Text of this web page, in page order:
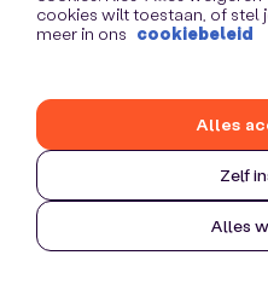
cookies wilt toestaan, of stel
meer in ons cookiebeleid
Zelf
Alles
Alles